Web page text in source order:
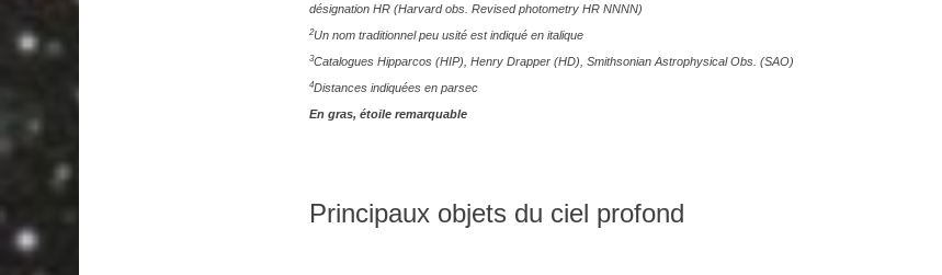
désignation HR (Harvard obs. Revised photometry HR NNNN)
2Un nom traditionnel peu usité est indiqué en italique
3Catalogues Hipparcos (HIP), Henry Drapper (HD), Smithsonian Astrophysical Obs. (SAO)
4Distances indiquées en parsec
En gras, étoile remarquable
Principaux objets du ciel profond